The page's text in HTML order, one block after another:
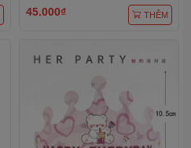
45.000₫ THÊM